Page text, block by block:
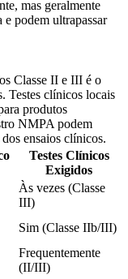
mas geralmente
podem ultrapassar
Classe II e III é o
Testes clínicos locais
produtos
NMPA podem
ensaios clínicos.
Testes Clínicos
Exigidos
Às vezes (Classe
III)
Sim (Classe IIb/III)
Frequentemente
(II/III)